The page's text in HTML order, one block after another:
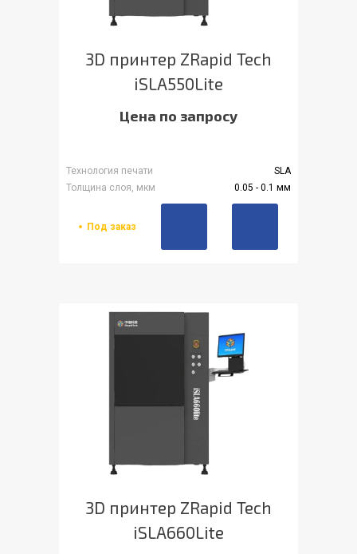
3D принтер ZRapid Tech
iSLA550Lite
Цена по запросу
Технология печати
SLA
Толщина слоя, мкм
0.05 - 0.1 мм
Под заказ
3D принтер ZRapid Tech
iSLA660Lite